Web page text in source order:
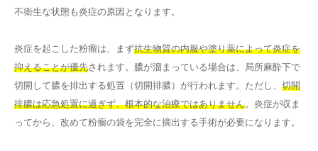
不衛生な状態も炎症の原因となります。
炎症を起こした粉瘤は、まず抗生物質の内服や塗り薬によって炎症を
抑えることが優先されます。膿が溜まっている場合は、局所麻酔下で
切開して膿を排出する処置（切開排膿）が行われます。ただし、 切開
排膿は応急処置に過ぎず、根本的な治療ではありません。炎症が収ま
ってから、改めて粉瘤の袋を完全に摘出する手術が必要になります。